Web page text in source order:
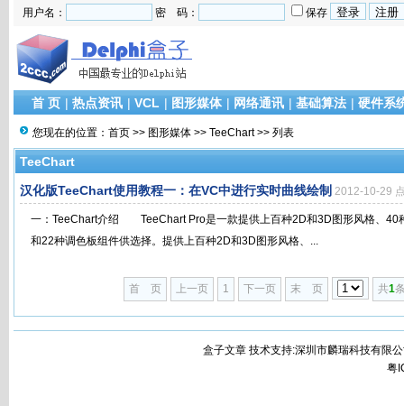
用户名： 密 码： 保存
首 页 | 热点资讯 | VCL | 图形媒体 | 网络通讯 | 基础算法 | 硬件系
您现在的位置： 首页 >> 图形媒体 >> TeeChart>> 列表
TeeChart
汉化版TeeChart使用教程一：在VC中进行实时曲线绘制 2012-10-29
一：TeeChart介绍 TeeChart Pro是一款提供上百种2D和3D图形风格、40
和22种调色板组件供选择。提供上百种2D和3D图形风格、...
首 页 上一页 1 下一页 末 页 共1
盒子文章 技术支持:深圳市麟瑞科技有限
粤